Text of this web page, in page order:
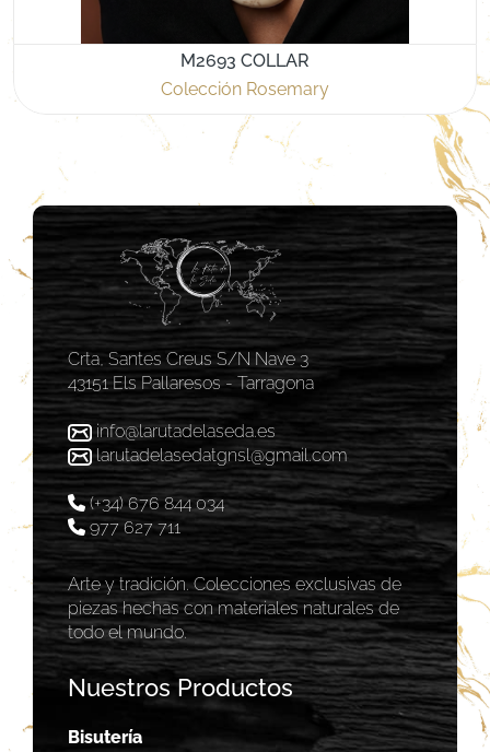
M2693 COLLAR
Colección Rosemary
Crta, Santes Creus S/N Nave 3
43151 Els Pallaresos - Tarragona
info@larutadelaseda.es
larutadelasedatgnsl@gmail.com
(+34) 676 844 034
977 627 711
Arte y tradición. Colecciones exclusivas de
piezas hechas con materiales naturales de
todo el mundo.
Nuestros Productos
Bisutería